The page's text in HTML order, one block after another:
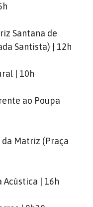
Santana de
Santista) | 12h
| 10h
ao Poupa
da Matriz (Praça
Acústica | 16h